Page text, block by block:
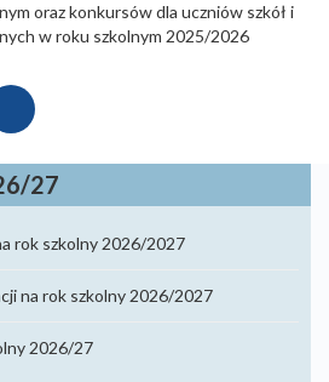
oraz konkursów dla uczniów szkół i
w roku szkolnym 2025/2026
27
rok szkolny 2026/2027
na rok szkolny 2026/2027
2026/27